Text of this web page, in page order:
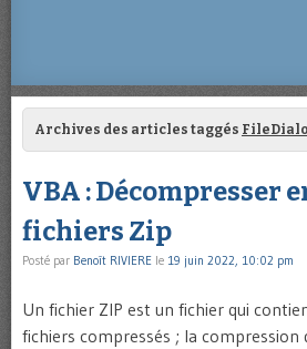
Archives des articles taggés
VBA : Décompresser
fichiers Zip
Posté par Benoît RIVIERE le 19 juin 2022, 10:02 pm
Un fichier ZIP est un fichier qui
fichiers compressés ; la